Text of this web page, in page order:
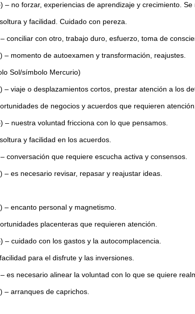
– no forzar, experiencias de aprendizaje y crecimiento. Se
y facilidad. Cuidado con pereza.
conciliar con otro, trabajo duro, esfuerzo, toma de
– momento de autoexamen y transformación, reajustes.
Sol/símbolo Mercurio)
– viaje o desplazamientos cortos, prestar atención a los
de negocios y acuerdos que requieren atención.
– nuestra voluntad fricciona con lo que pensamos.
y facilidad en los acuerdos.
conversación que requiere escucha activa y consensos.
– es necesario revisar, repasar y reajustar ideas.
– encanto personal y magnetismo.
placenteras que requieren atención.
– cuidado con los gastos y la autocomplacencia.
para el disfrute y las inversiones.
es necesario alinear la voluntad con lo que se quiere
– arranques de caprichos.